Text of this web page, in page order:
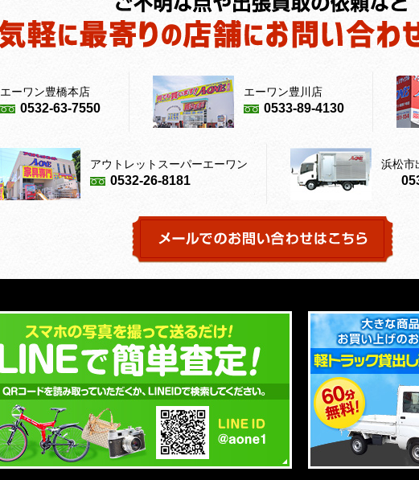
エーワン豊橋本店
0532-63-7550
エーワン豊川店
0533-89-4130
アウトレットスーパーエーワン
0532-26-8181
浜松市